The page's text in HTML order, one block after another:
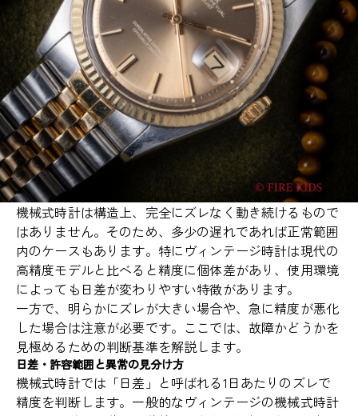
機械式時計は構造上、完全にズレなく動き続けるもので
はありません。そのため、多少の遅れであれば正常範囲
内のケースもあります。特にヴィンテージ時計は現代の
高精度モデルと比べると精度に個体差があり、使用環境
によっても日差が変わりやすい特徴があります。
一方で、明らかにズレが大きい場合や、急に精度が悪化
した場合は注意が必要です。ここでは、故障かどうかを
見極めるための判断基準を解説します。
日差・許容範囲と異常の見分け方
機械式時計では「日差」と呼ばれる1日あたりのズレで
精度を判断します。一般的なヴィンテージの機械式時計